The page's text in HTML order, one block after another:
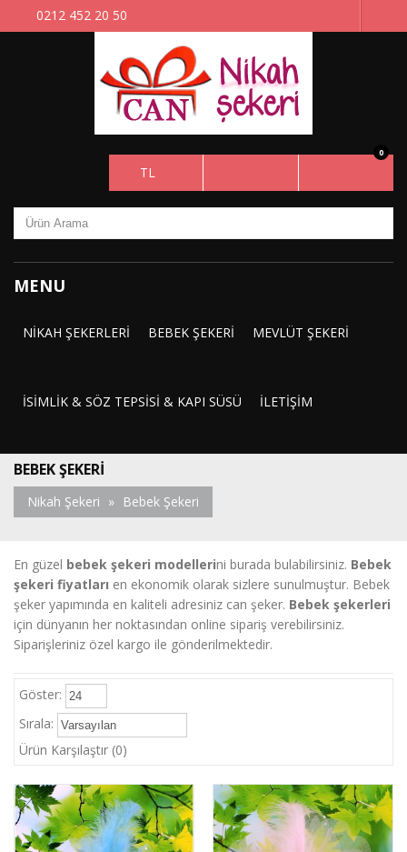
0212 452 20 50
TL
0
MENU
NIKAH ŞEKERLERI BEBEK ŞEKERI MEVLÜT ŞEKERI
İSIMLIK & SÖZ TEPSISI & KAPI SÜSÜ İLETIŞIM
Nikah Şekeri » Bebek Şekeri
BEBEK ŞEKERI
En güzel bebek şekeri modellerini burada bulabilirsiniz. Bebek
şekeri fiyatları en ekonomik olarak sizlere sunulmuştur. Bebek
şeker yapımında en kaliteli adresiniz can şeker. Bebek şekerleri
için dünyanın her noktasından online sipariş verebilirsiniz.
Siparişleriniz özel kargo ile gönderilmektedir.
Göster:
Sırala:
Ürün Karşılaştır (0)